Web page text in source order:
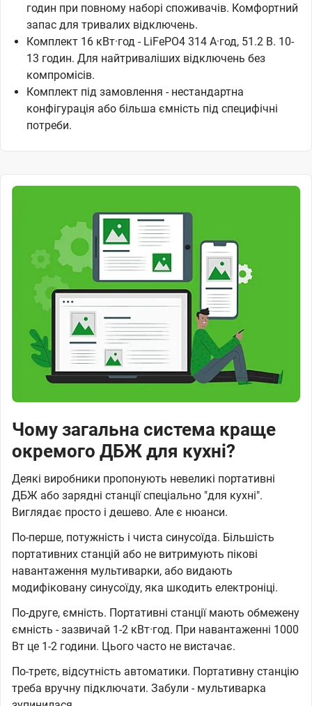
годин при повному наборі споживачів. Комфортний
запас для тривалих відключень.
Комплект 16 кВт·год - LiFePO4 314 А·год, 51.2 В. 10-
13 годин. Для найтриваліших відключень без
компромісів.
Комплект під замовлення - нестандартна
конфігурація або більша ємність під специфічні
потреби.
Чому загальна система краще
окремого ДБЖ для кухні?
Деякі виробники пропонують невеликі портативні
ДБЖ або зарядні станції спеціально "для кухні".
Виглядає просто і дешево. Але є нюанси.
По-перше, потужність і чиста синусоїда. Більшість
портативних станцій або не витримують пікові
навантаження мультиварки, або видають
модифіковану синусоїду, яка шкодить електроніці.
По-друге, ємність. Портативні станції мають обмежену
ємність - зазвичай 1-2 кВт·год. При навантаженні 1000
Вт це 1-2 години. Цього часто не вистачає.
По-третє, відсутність автоматики. Портативну станцію
треба вручну підключати. Забули - мультиварка